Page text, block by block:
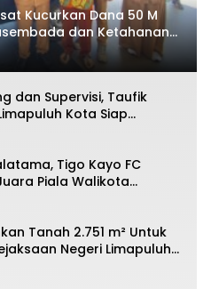
Kucurkan Dana 50 M
dan Ketahanan
50 Kota
dan Supervisi, Taufik
Kota Siap
Pada Porprov
Tigo Kayo FC
Piala Walikota
Tanah 2.751 m² Untuk
Negeri Limapuluh